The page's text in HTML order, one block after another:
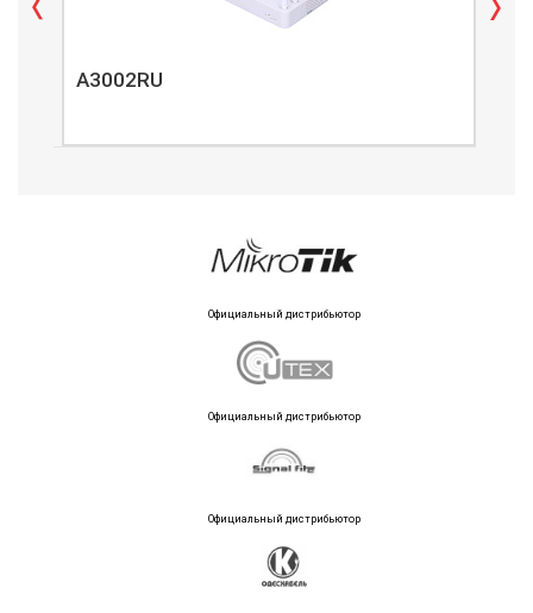
A3002RU
Официальный дистрибьютор
Официальный дистрибьютор
Официальный дистрибьютор